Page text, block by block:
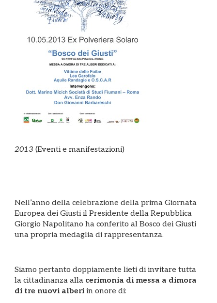
2013 (Eventi e manifestazioni)
Nell’anno della celebrazione della prima Giornata
Europea dei Giusti il Presidente della Repubblica
Giorgio Napolitano ha conferito al Bosco dei Giusti
una propria medaglia di rappresentanza.
Siamo pertanto doppiamente lieti di invitare tutta
la cittadinanza alla cerimonia di messa a dimora
di tre nuovi alberi in onore di: